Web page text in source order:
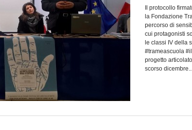
Il protocollo
la Fondazione
percorso di
cui protagonisti
le classi IV della
#trameascuola
progetto
scorso